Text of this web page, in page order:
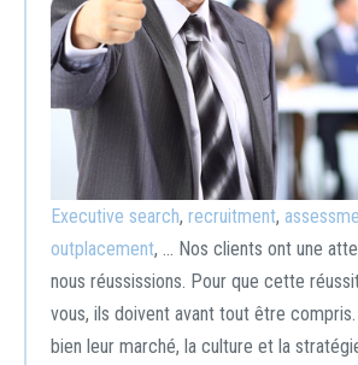
Executive search, recruitment,
outplacement, … Nos clients ont une
nous réussissions. Pour que cette
vous, ils doivent avant tout être compris.
bien leur marché, la culture et la